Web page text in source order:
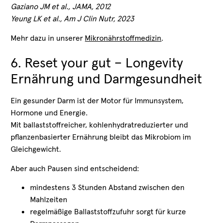
Gaziano JM et al., JAMA, 2012
Yeung LK et al., Am J Clin Nutr, 2023
Mehr dazu in unserer Mikronährstoffmedizin.
6. Reset your gut – Longevity
Ernährung und Darmgesundheit
Ein gesunder Darm ist der Motor für Immunsystem,
Hormone und Energie.
Mit ballaststoffreicher, kohlenhydratreduzierter und
pflanzenbasierter Ernährung bleibt das Mikrobiom im
Gleichgewicht.
Aber auch Pausen sind entscheidend:
mindestens 3 Stunden Abstand zwischen den
Mahlzeiten
regelmäßige Ballaststoffzufuhr sorgt für kurze